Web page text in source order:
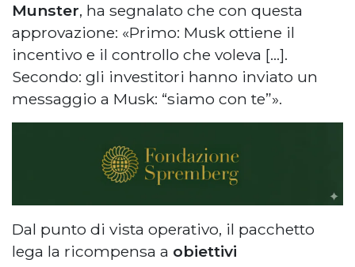
Munster, ha segnalato che con questa
approvazione: «Primo: Musk ottiene il
incentivo e il controllo che voleva […].
Secondo: gli investitori hanno inviato un
messaggio a Musk: “siamo con te”».
Dal punto di vista operativo, il pacchetto
lega la ricompensa a obiettivi